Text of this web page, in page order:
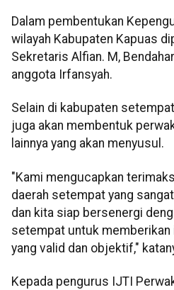
Dalam pembentukan
wilayah Kabupaten Kapuas
Sekretaris Alfian. M,
anggota Irfansyah.
Selain di kabupaten
juga akan membentuk
lainnya yang akan menyusul.
"Kami mengucapkan
daerah setempat yang
dan kita siap bersenergi
setempat untuk
yang valid dan objektif,"
Kepada pengurus IJTI